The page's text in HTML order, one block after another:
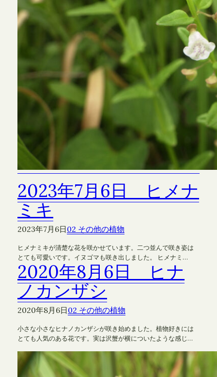
2023年7月6日 ヒメナ
ミキ
2023年7月6日02 その他の植物
ヒメナミキが清楚な花を咲かせています。二つ並んで咲き姿は
とても可愛いです。イヌゴマも咲き出しました。 ヒメナミ…
2020年8月6日 ヒナ
ノカンザシ
2020年8月6日02 その他の植物
小さな小さなヒナノカンザシが咲き始めました。植物好きには
とても人気のある花です。実は沢蟹が横についたような感じ…